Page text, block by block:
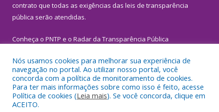
contrato que todas as exigências das leis de transparência
pública serão atendidas.
Conheça o PNTP e o Radar da Transparência Pública
Todos os direitos reservados a Prefeitura Municipal de
Inhangapi.
Nós usamos cookies para melhorar sua experiência de
navegação no portal. Ao utilizar nosso portal, você
concorda com a política de monitoramento de cookies.
Para ter mais informações sobre como isso é feito, acesse
Política de cookies (Leia mais). Se você concorda, clique em
ACEITO.